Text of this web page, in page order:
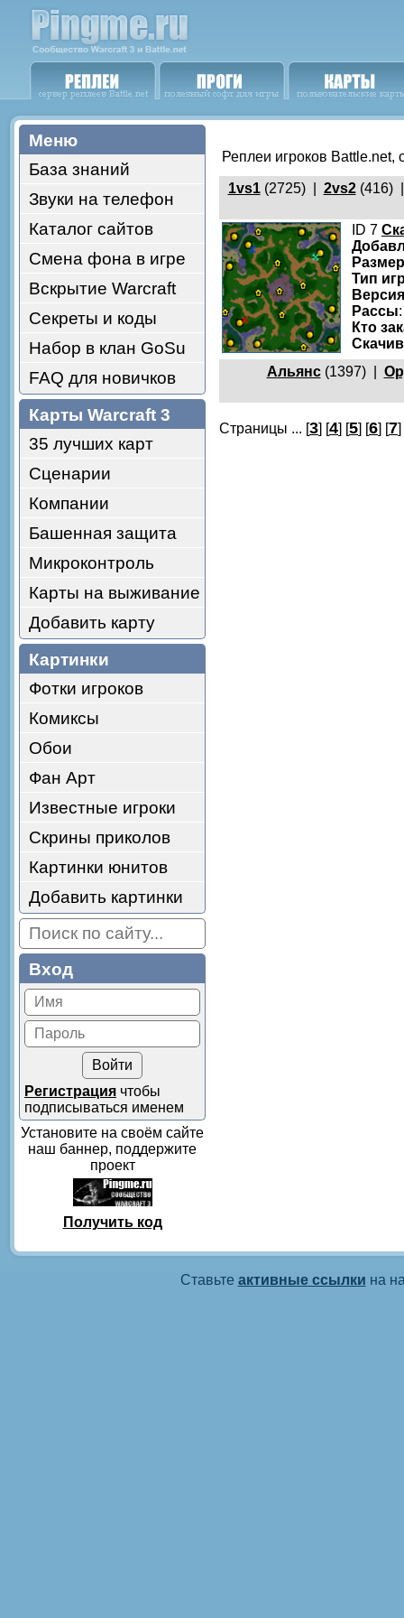
Меню
База знаний
Звуки на телефон
Каталог сайтов
Смена фона в игре
Вскрытие Warcraft
Секреты и коды
Набор в клан GoSu
FAQ для новичков
Карты Warcraft 3
35 лучших карт
Сценарии
Компании
Башенная защита
Микроконтроль
Карты на выживание
Добавить карту
Картинки
Фотки игроков
Комиксы
Обои
Фан Арт
Известные игроки
Скрины приколов
Картинки юнитов
Добавить картинки
Вход
Регистрация чтобы
подписываться именем
Установите на своём сайте
наш баннер, поддержите
проект
Получить код
Реплеи игроков Battle.net,
1vs1(2725) | 2vs2(416)
ID 7
Тип
Рассы
Кто
Альянс(1397) |
Страницы ... [3] [4] [5] [6] [7]
Ставьте активные ссылки на